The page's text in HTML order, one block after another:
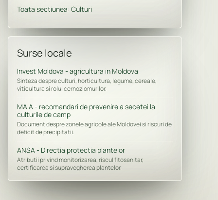
Toata sectiunea: Culturi
Surse locale
Invest Moldova - agricultura in Moldova
Sinteza despre culturi, horticultura, legume, cereale,
viticultura si rolul cernoziomurilor.
MAIA - recomandari de prevenire a secetei la
culturile de camp
Document despre zonele agricole ale Moldovei si riscuri de
deficit de precipitatii.
ANSA - Directia protectia plantelor
Atributii privind monitorizarea, riscul fitosanitar,
certificarea si supravegherea plantelor.